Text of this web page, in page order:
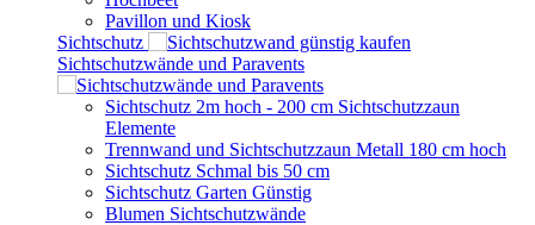
Pavillon und Kiosk
Sichtschutz
Sichtschutzwände und Paravents
Sichtschutz 2m hoch - 200 cm Sichtschutzzaun
Elemente
Trennwand und Sichtschutzzaun Metall 180 cm hoch
Sichtschutz Schmal bis 50 cm
Sichtschutz Garten Günstig
Blumen Sichtschutzwände